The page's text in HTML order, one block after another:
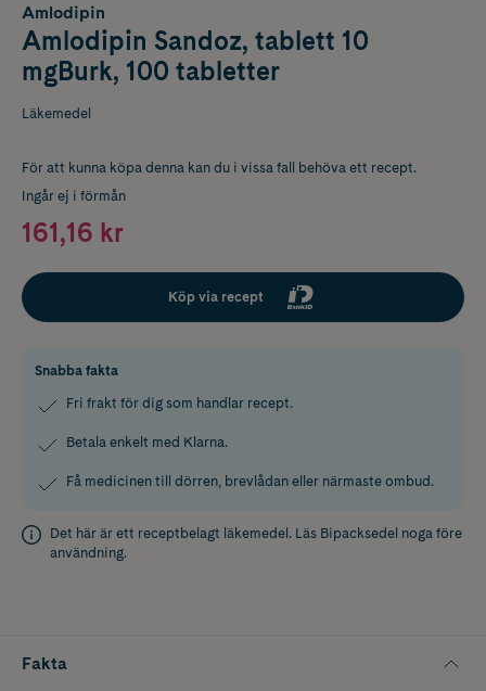
Amlodipin
Amlodipin Sandoz, tablett 10
mgBurk, 100 tabletter
Läkemedel
För att kunna köpa denna kan du i vissa fall behöva ett recept.
Ingår ej i förmån
161,16 kr
Köp via recept
Snabba fakta
Fri frakt för dig som handlar recept.
Betala enkelt med Klarna.
Få medicinen till dörren, brevlådan eller närmaste ombud.
Det här är ett receptbelagt läkemedel. Läs Bipacksedel noga före
användning.
Fakta